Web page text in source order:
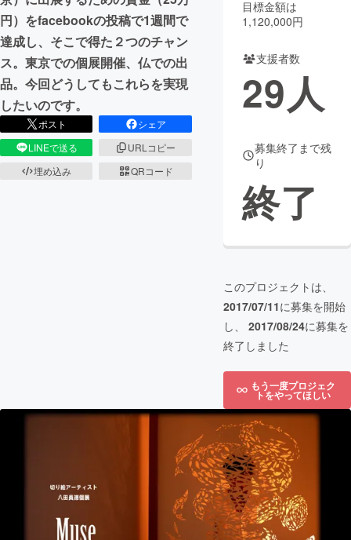
CAMPFIREふるさと納税machi-ya コミュニティ
円）をfacebookの投稿で1週間で
達成し、そこで得た２つのチャン
ス。東京での個展開催、仏での出
品。今回どうしてもこれらを実現
したいのです。
ポスト
シェア
LINEで送る
URLコピー
埋め込み
QRコード
目標金額は
1,120,000円
支援者数
29人
募集終了まで残
り
終了
このプロジェクトは、
2017/07/11に募集を開始
し、 2017/08/24に募集を
終了しました
もう一度プロジェク
トをやってほしい